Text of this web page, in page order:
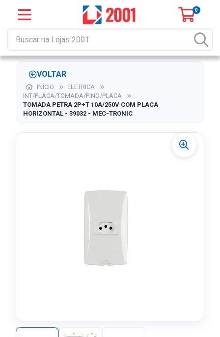
0
VOLTAR
INÍCIO
ELETRICA
INT/PLACA/TOMADA/PINO/PLACA
TOMADA PETRA 2P+T 10A/250V COM PLACA
HORIZONTAL - 39032 - MEC-TRONIC